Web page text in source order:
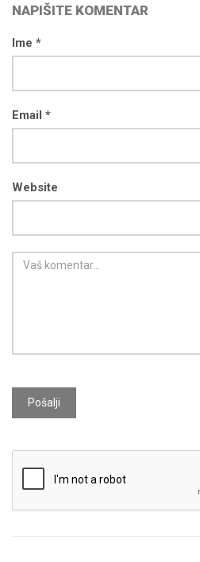
NAPIŠITE KOMENTAR
Ime *
Email *
Website
Pošalji